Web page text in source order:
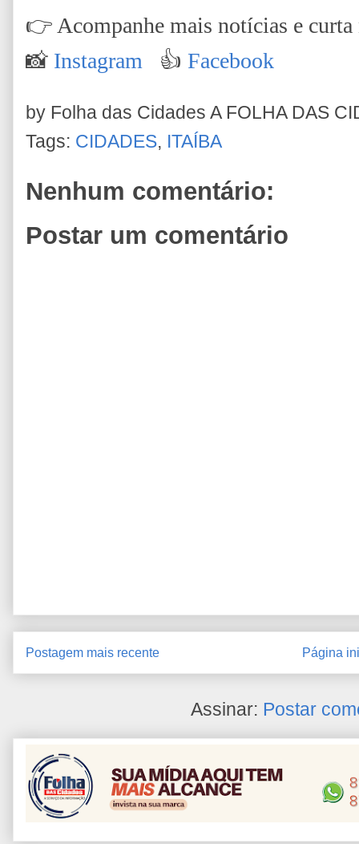
👉 Acompanhe mais notícias e curta
📸 Instagram 👍 Facebook
by Folha das Cidades A FOLHA DAS
Tags: CIDADES, ITAÍBA
Nenhum comentário:
Postar um comentário
Postagem mais recente Página
Assinar: Postar